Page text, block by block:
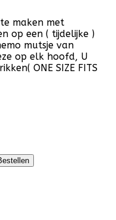
maken met
op een ( tijdelijke )
mutsje van
op elk hoofd, U
ONE SIZE FITS